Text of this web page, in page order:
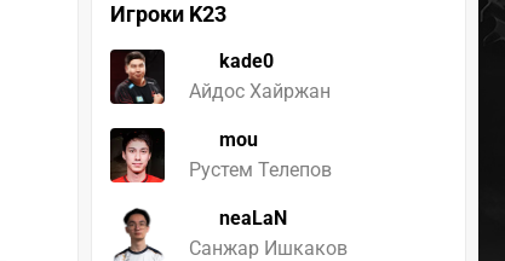
Игроки K23
kade0
Айдос Хайржан
mou
Рустем Телепов
neaLaN
Санжар Ишкаков